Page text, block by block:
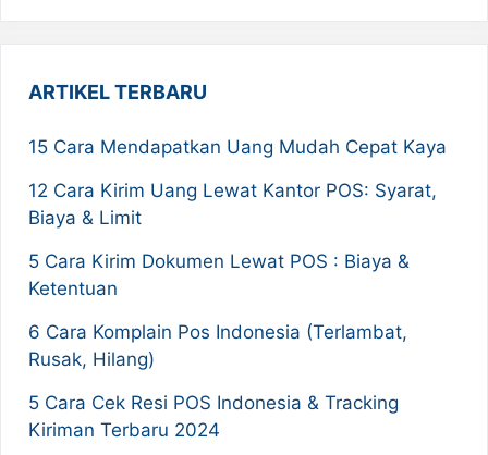
ARTIKEL TERBARU
15 Cara Mendapatkan Uang Mudah Cepat Kaya
12 Cara Kirim Uang Lewat Kantor POS: Syarat,
Biaya & Limit
5 Cara Kirim Dokumen Lewat POS : Biaya &
Ketentuan
6 Cara Komplain Pos Indonesia (Terlambat,
Rusak, Hilang)
5 Cara Cek Resi POS Indonesia & Tracking
Kiriman Terbaru 2024